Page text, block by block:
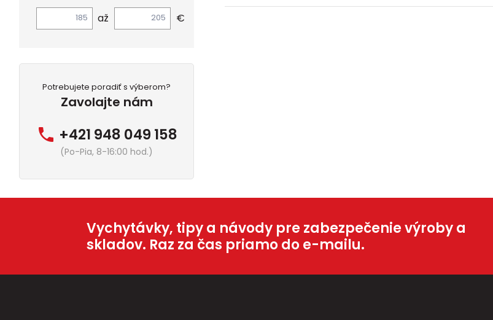
až €
Potrebujete poradiť s výberom?
Zavolajte nám
+421 948 049 158
(Po-Pia, 8-16:00 hod.)
Vychytávky, tipy a návody pre zabezpečenie výroby a
skladov. Raz za čas priamo do e-mailu.